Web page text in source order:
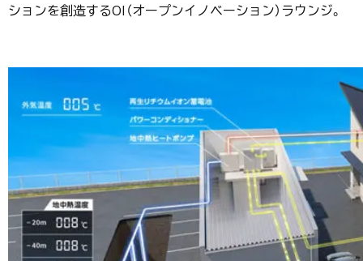
ションを創造するOI（オープンイノベーション）ラウンジ。